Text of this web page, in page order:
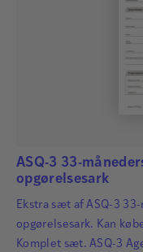
ASQ-3 33-
opgørelsesark
Ekstra sæt af ASQ-3
opgørelsesark. Kan
Komplet sæt. ASQ-3